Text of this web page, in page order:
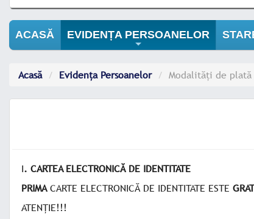
ACASĂ EVIDENȚA PERSOANELOR
Acasă Evidența Persoanelor Modalități de plată
I. CARTEA ELECTRONICĂ DE IDENTITATE
PRIMACARTE ELECTRONICĂ DE IDENTITATE ESTE
ATENȚIE!!!